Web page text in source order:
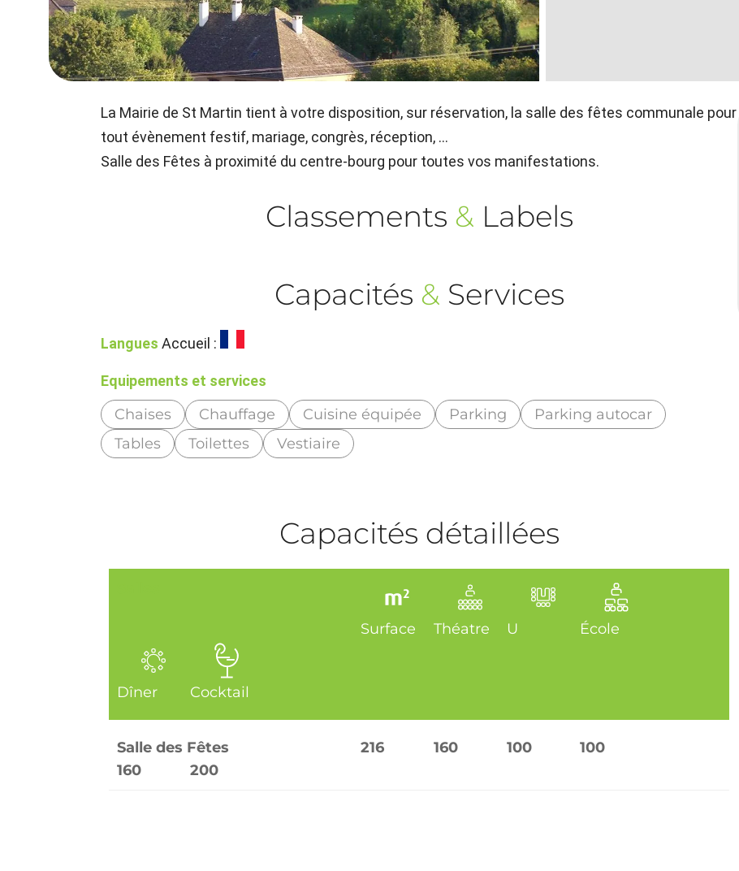
La Mairie de St Martin tient à votre disposition, sur réservation, la salle des fêtes communale pour
tout évènement festif, mariage, congrès, réception, ...
Salle des Fêtes à proximité du centre-bourg pour toutes vos manifestations.
Classements & Labels
Capacités & Services
Langues Accueil :
Equipements et services
Chaises Chauffage Cuisine équipée Parking
Parking autocar
Tables
Toilettes Vestiaire
Capacités détaillées
Surface Théatre U École
Dîner Cocktail
Salle des Fêtes 216 160 100
100
160
200